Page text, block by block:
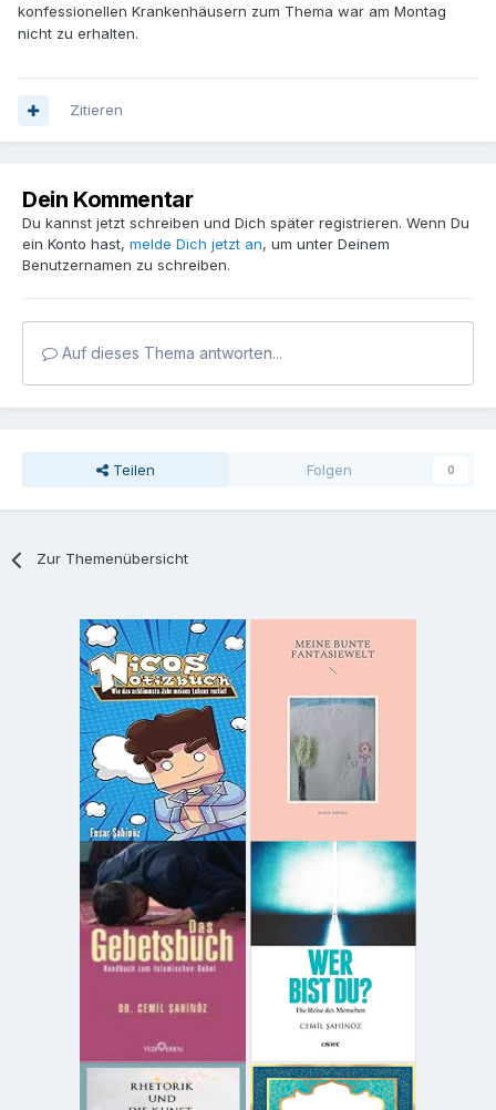
konfessionellen Krankenhäusern zum Thema war am Montag
nicht zu erhalten.
Zitieren
Dein Kommentar
Du kannst jetzt schreiben und Dich später registrieren. Wenn Du
ein Konto hast, melde Dich jetzt an, um unter Deinem
Benutzernamen zu schreiben.
Auf dieses Thema antworten...
Teilen Folgen 0
Zur Themenübersicht